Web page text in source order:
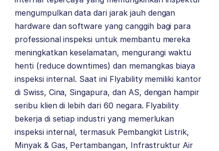
mengumpulkan data dari jarak jauh dengan
hardware dan software yang canggih bagi para
professional inspeksi untuk membantu mereka
meningkatkan keselamatan, mengurangi waktu
henti (reduce downtimes) dan memangkas biaya
inspeksi internal. Saat ini Flyability memiliki kantor
di Swiss, Cina, Singapura, dan AS, dengan hampir
seribu klien di lebih dari 60 negara. Flyability
bekerja di setiap industri yang memerlukan
inspeksi internal, termasuk Pembangkit Listrik,
Minyak & Gas, Pertambangan, Infrastruktur Air